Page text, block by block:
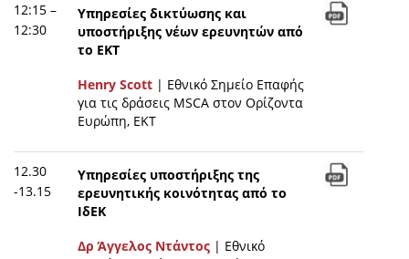
12:15 –
12:30
Υπηρεσίες δικτύωσης και
υποστήριξης νέων ερευνητών από
το ΕΚΤ
Henry Scott | Εθνικό Σημείο Επαφής
για τις δράσεις MSCA στον Ορίζοντα
Ευρώπη, EKT
12.30
-13.15
Υπηρεσίες υποστήριξης της
ερευνητικής κοινότητας από το
ΙδΕΚ
Δρ Άγγελος Ντάντος | Εθνικό